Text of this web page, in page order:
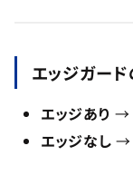
エッジガー
エッジあり →
エッジなし →